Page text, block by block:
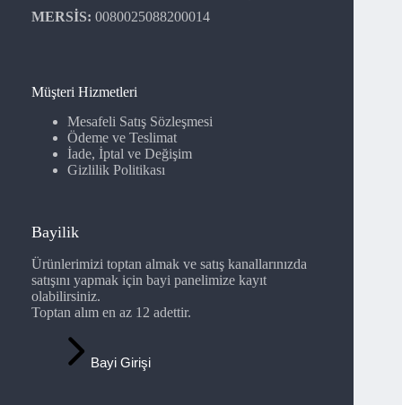
MERSİS: 0080025088200014
Müşteri Hizmetleri
Mesafeli Satış Sözleşmesi
Ödeme ve Teslimat
İade, İptal ve Değişim
Gizlilik Politikası
Bayilik
Ürünlerimizi toptan almak ve satış kanallarınızda
satışını yapmak için bayi panelimize kayıt
olabilirsiniz.
Toptan alım en az 12 adettir.
Bayi Girişi